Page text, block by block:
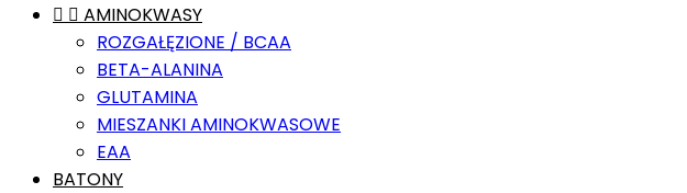
  AMINOKWASY
ROZGAŁĘZIONE / BCAA
BETA-ALANINA
GLUTAMINA
MIESZANKI AMINOKWASOWE
EAA
BATONY